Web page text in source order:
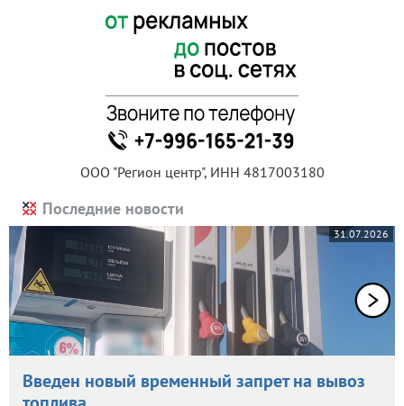
ООО "Регион центр", ИНН 4817003180
Последние новости
31.07.2026
Введен новый временный запрет на вывоз